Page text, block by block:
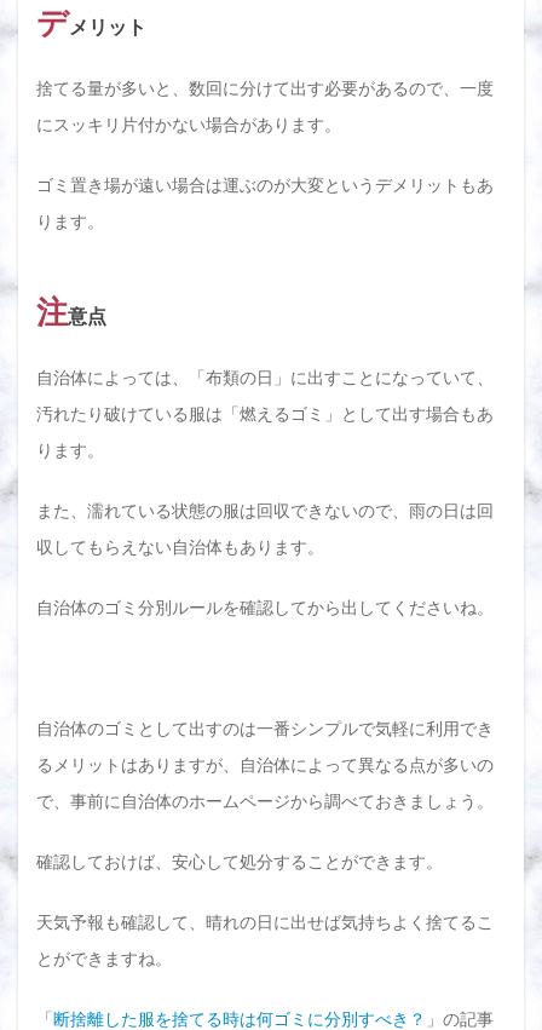
デメリット
捨てる量が多いと、数回に分けて出す必要があるので、一度
にスッキリ片付かない場合があります。
ゴミ置き場が遠い場合は運ぶのが大変というデメリットもあ
ります。
注意点
自治体によっては、「布類の日」に出すことになっていて、
汚れたり破けている服は「燃えるゴミ」として出す場合もあ
ります。
また、濡れている状態の服は回収できないので、雨の日は回
収してもらえない自治体もあります。
自治体のゴミ分別ルールを確認してから出してくださいね。
自治体のゴミとして出すのは一番シンプルで気軽に利用でき
るメリットはありますが、自治体によって異なる点が多いの
で、事前に自治体のホームページから調べておきましょう。
確認しておけば、安心して処分することができます。
天気予報も確認して、晴れの日に出せば気持ちよく捨てるこ
とができますね。
「断捨離した服を捨てる時は何ゴミに分別すべき？ 」の記事